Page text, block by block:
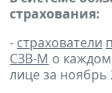
страхования:
- страхователи
СЗВ-М о
лице за ноябрь